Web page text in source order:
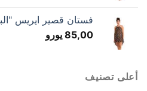
فستان قصير ايريس
85,00 يورو
أعلى تصنيف